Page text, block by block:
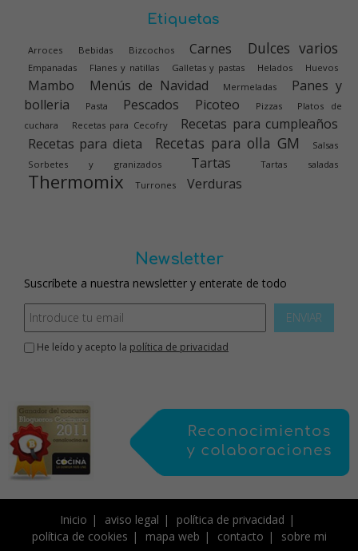
Etiquetas
Arroces Bebidas Bizcochos Carnes Dulces varios
Empanadas Flanes y natillas Galletas y pastas Helados Huevos
Mambo Menús de Navidad Mermeladas
Panes y
bolleria
Pasta Pescados Picoteo Pizzas
Platos de
cuchara
Recetas para Cecofry
Recetas para cumpleaños
Recetas para dieta
Recetas para olla GM
Salsas
Sorbetes y granizados
Tartas Tartas saladas
Thermomix Turrones Verduras
Newsletter
Suscríbete a nuestra newsletter y enterate de todo
ENVIAR
He leído y acepto la política de privacidad
Inicio aviso legal
política de privacidad
política de cookies
mapa web contacto sobre mi